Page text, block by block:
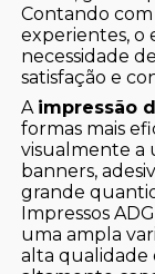
Contando com
experientes,
necessidade
satisfação e
A impressão
formas mais
visualmente a
banners,
grande
Impressos
uma ampla
alta qualidade